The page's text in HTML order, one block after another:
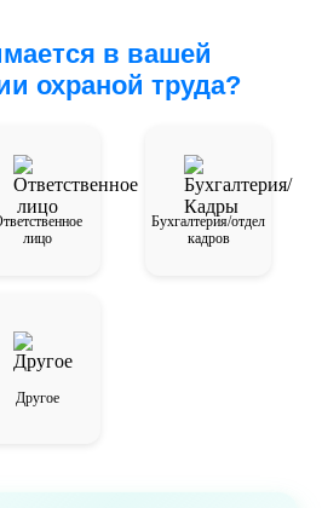
в вашей
охраной труда?
лицо
Бухгалтерия/отдел
кадров
Другое